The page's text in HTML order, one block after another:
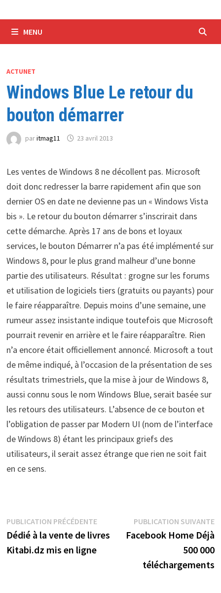
MENU
ACTUNET
Windows Blue Le retour du
bouton démarrer
paritmag11 23 avril 2013
Les ventes de Windows 8 ne décollent pas. Microsoft
doit donc redresser la barre rapidement afin que son
dernier OS en date ne devienne pas un « Windows Vista
bis ». Le retour du bouton démarrer s’inscrirait dans
cette démarche. Après 17 ans de bons et loyaux
services, le bouton Démarrer n’a pas été implémenté sur
Windows 8, pour le plus grand malheur d’une bonne
partie des utilisateurs. Résultat : grogne sur les forums
et utilisation de logiciels tiers (gratuits ou payants) pour
le faire réapparaître. Depuis moins d’une semaine, une
rumeur assez insistante indique toutefois que Microsoft
pourrait revenir en arrière et le faire réapparaître. Rien
n’a encore était officiellement annoncé. Microsoft a tout
de même indiqué, à l’occasion de la présentation de ses
résultats trimestriels, que la mise à jour de Windows 8,
aussi connu sous le nom Windows Blue, serait basée sur
les retours des utilisateurs. L’absence de ce bouton et
l’obligation de passer par Modern UI (nom de l’interface
de Windows 8) étant les principaux griefs des
utilisateurs, il serait assez étrange que rien ne soit fait
en ce sens.
Navigation
de
PUBLICATION PRÉCÉDENTEPublication
précédente :
Dédié à la vente de livres
Kitabi.dz mis en ligne
PUBLICATION SUIVANTE
Facebook Home Déjà
500 000
téléchargements